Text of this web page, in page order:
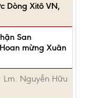
Dòng Xitô VN,
San
mừng Xuân
Lm. Nguyễn Hữu